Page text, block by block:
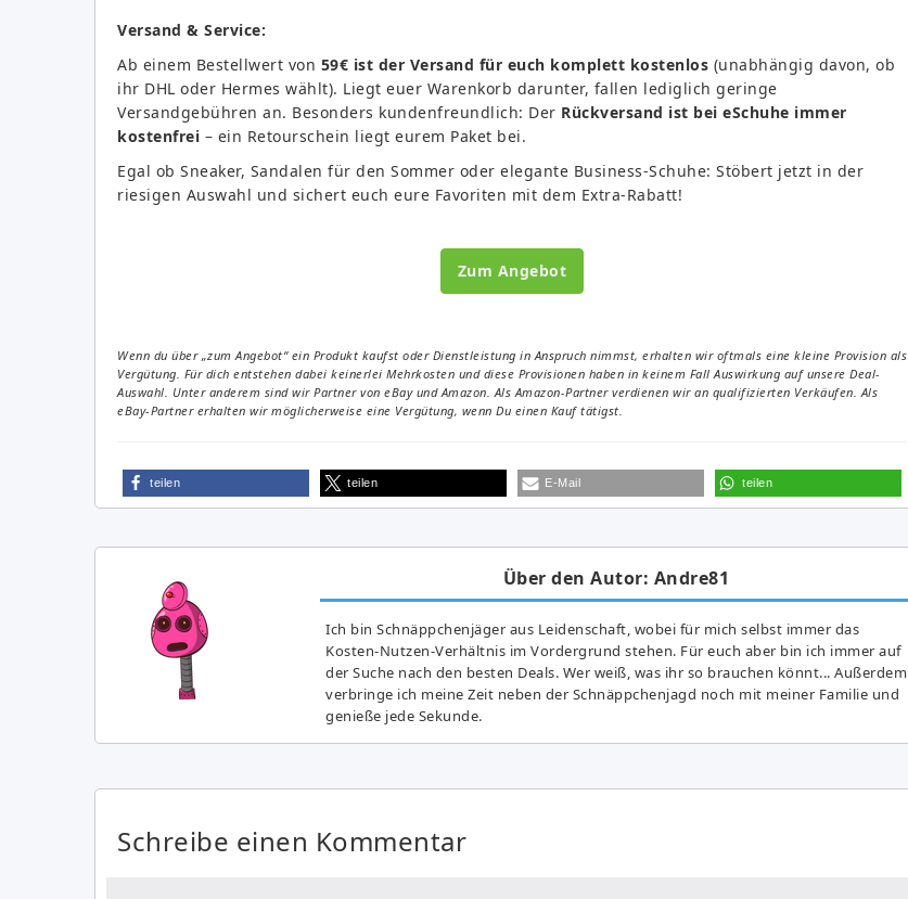
Versand & Service:
Ab einem Bestellwert von 59€ ist der Versand für euch komplett kostenlos (unabhängig davon, ob
ihr DHL oder Hermes wählt). Liegt euer Warenkorb darunter, fallen lediglich geringe
Versandgebühren an. Besonders kundenfreundlich: Der Rückversand ist bei eSchuhe immer
kostenfrei – ein Retourschein liegt eurem Paket bei.
Egal ob Sneaker, Sandalen für den Sommer oder elegante Business-Schuhe: Stöbert jetzt in der
riesigen Auswahl und sichert euch eure Favoriten mit dem Extra-Rabatt!
Zum Angebot
Wenn du über „zum Angebot“ ein Produkt kaufst oder Dienstleistung in Anspruch nimmst, erhalten wir oftmals eine kleine Provision als
Vergütung. Für dich entstehen dabei keinerlei Mehrkosten und diese Provisionen haben in keinem Fall Auswirkung auf unsere Deal-
Auswahl. Unter anderem sind wir Partner von eBay und Amazon. Als Amazon-Partner verdienen wir an qualifizierten Verkäufen. Als
eBay-Partner erhalten wir möglicherweise eine Vergütung, wenn Du einen Kauf tätigst.
teilen teilen E-Mail teilen
Über den Autor: Andre81
Ich bin Schnäppchenjäger aus Leidenschaft, wobei für mich selbst immer das
Kosten-Nutzen-Verhältnis im Vordergrund stehen. Für euch aber bin ich immer auf
der Suche nach den besten Deals. Wer weiß, was ihr so brauchen könnt... Außerdem
verbringe ich meine Zeit neben der Schnäppchenjagd noch mit meiner Familie und
genieße jede Sekunde.
Schreibe einen Kommentar